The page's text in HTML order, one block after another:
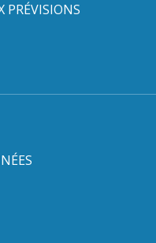
PRÉVISIONS